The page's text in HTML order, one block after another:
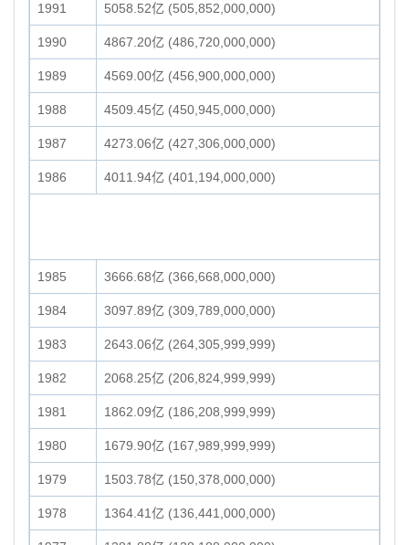
1991 5058.52亿 (505,852,000,000)
1990 4867.20亿 (486,720,000,000)
1989 4569.00亿 (456,900,000,000)
1988 4509.45亿 (450,945,000,000)
1987 4273.06亿 (427,306,000,000)
1986 4011.94亿 (401,194,000,000)
1985 3666.68亿 (366,668,000,000)
1984 3097.89亿 (309,789,000,000)
1983 2643.06亿 (264,305,999,999)
1982 2068.25亿 (206,824,999,999)
1981 1862.09亿 (186,208,999,999)
1980 1679.90亿 (167,989,999,999)
1979 1503.78亿 (150,378,000,000)
1978 1364.41亿 (136,441,000,000)